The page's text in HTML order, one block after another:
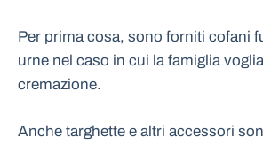
Per prima cosa, sono forniti cofani
urne nel caso in cui la famiglia
cremazione.
Anche targhette e altri accessori